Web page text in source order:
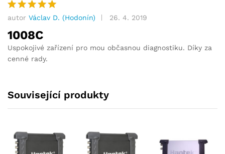
Hodnocení
5z 5
autor Václav D. (Hodonín) 26. 4. 2019
1008C
Uspokojivé zařízení pro mou občasnou diagnostiku. Díky za
cenné rady.
Související produkty